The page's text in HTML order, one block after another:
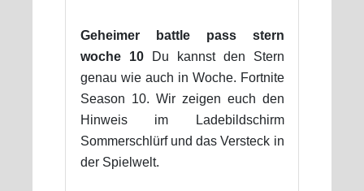
Geheimer battle pass stern
woche 10Du kannst den Stern
genau wie auch in Woche. Fortnite
Season 10. Wir zeigen euch den
Hinweis im Ladebildschirm
Sommerschlürf und das Versteck in
der Spielwelt.